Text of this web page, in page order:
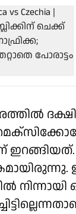
നിന്നായി